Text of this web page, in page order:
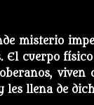
misterio
El cuerpo
les llena de